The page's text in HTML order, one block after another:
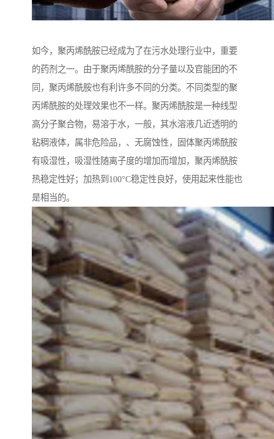
如今，聚丙烯酰胺已经成为了在污水处理行业中，重要
的药剂之一。由于聚丙烯酰胺的分子量以及官能团的不
同，聚丙烯酰胺也有利许多不同的分类。不同类型的聚
丙烯酰胺的处理效果也不一样。聚丙烯酰胺是一种线型
高分子聚合物，易溶于水，一般，其水溶液几近透明的
粘稠液体，属非危险品，、无腐蚀性，固体聚丙烯酰胺
有吸湿性，吸湿性随离子度的增加而增加，聚丙烯酰胺
热稳定性好；加热到100°C稳定性良好，使用起来性能也
是相当的。